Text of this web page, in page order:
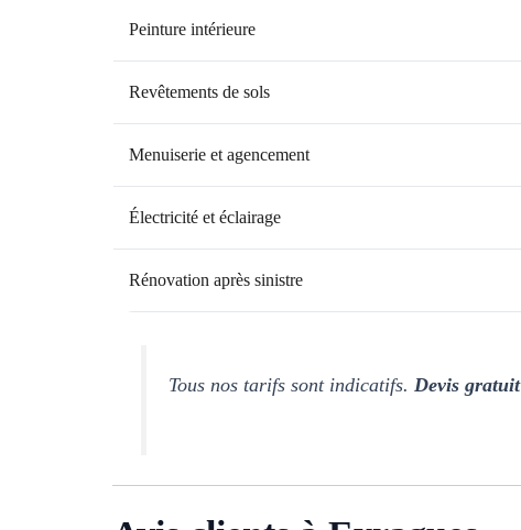
Peinture intérieure
Revêtements de sols
Menuiserie et agencement
Électricité et éclairage
Rénovation après sinistre
Tous nos tarifs sont indicatifs. Devis